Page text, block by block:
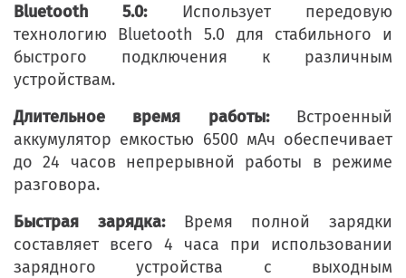
Bluetooth 5.0:Использует передовую
технологию Bluetooth 5.0 для стабильного и
быстрого подключения к различным
устройствам.
Длительное время работы:Встроенный
аккумулятор емкостью 6500 мАч обеспечивает
до 24 часов непрерывной работы в режиме
разговора.
Быстрая зарядка:Время полной зарядки
составляет всего 4 часа при использовании
зарядного устройства с выходным